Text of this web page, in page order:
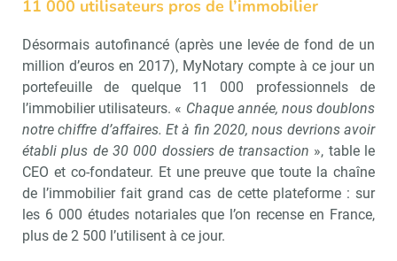
11 000 utilisateurs pros de l’immobilier
Désormais autofinancé (après une levée de fond de un
million d’euros en 2017), MyNotary compte à ce jour un
portefeuille de quelque 11 000 professionnels de
l’immobilier utilisateurs. « Chaque année, nous doublons
notre chiffre d’affaires. Et à fin 2020, nous devrions avoir
établi plus de 30 000 dossiers de transaction », table le
CEO et co-fondateur. Et une preuve que toute la chaîne
de l’immobilier fait grand cas de cette plateforme : sur
les 6 000 études notariales que l’on recense en France,
plus de 2 500 l’utilisent à ce jour.
Recevoir Immo Matin
Valider